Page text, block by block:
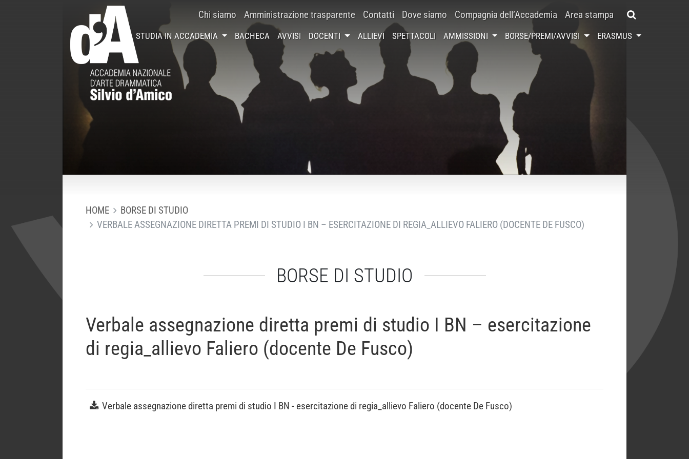
Chi siamo Amministrazione trasparente Contatti Dove siamo Compagnia dell’Accademia Area stampa
STUDIA IN ACCADEMIA BACHECA AVVISI DOCENTI ALLIEVI SPETTACOLI AMMISSIONI BORSE/PREMI/AVVISI ERASMUS
HOME
BORSE DI STUDIO
VERBALE ASSEGNAZIONE DIRETTA PREMI DI STUDIO I BN – ESERCITAZIONE DI REGIA_ALLIEVO FALIERO (DOCENTE DE FUSCO)
BORSE DI STUDIO
Verbale assegnazione diretta premi di studio I BN – esercitazione
di regia_allievo Faliero (docente De Fusco)
Verbale assegnazione diretta premi di studio I BN - esercitazione di regia_allievo Faliero (docente De Fusco)